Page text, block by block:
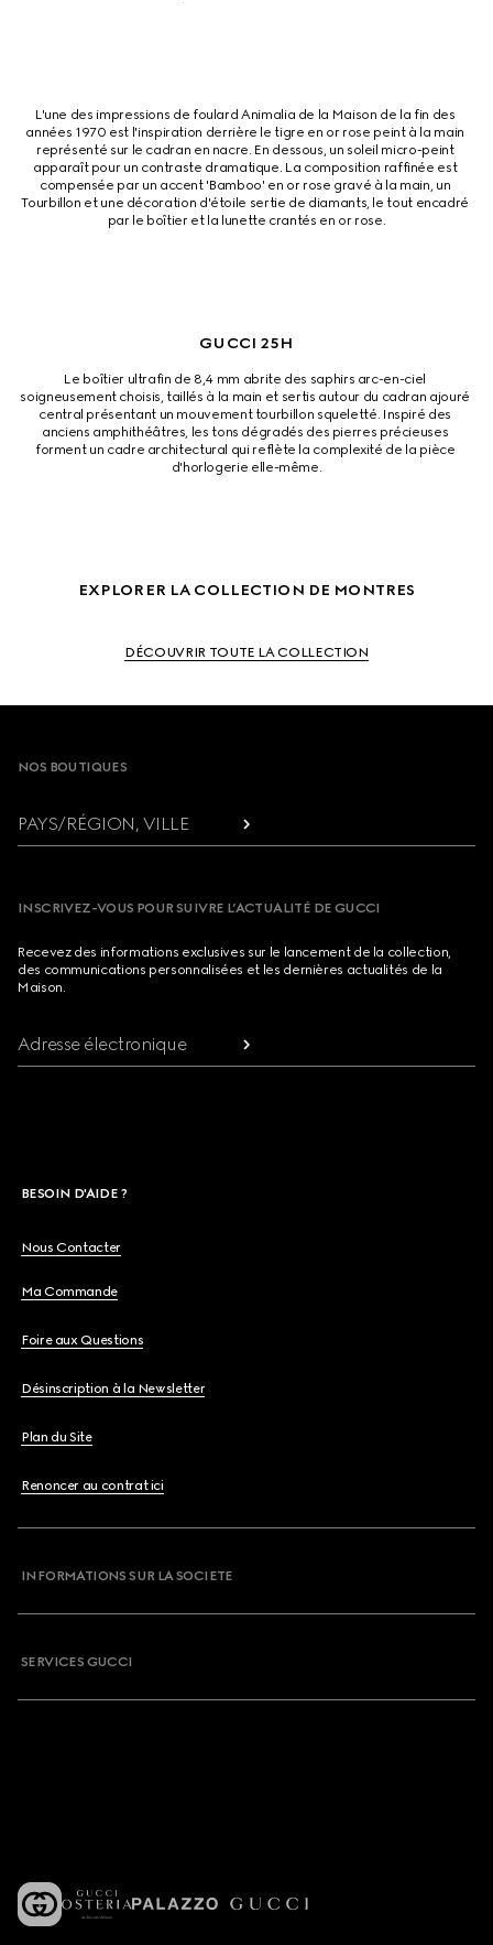
L'une des impressions de foulard Animalia de la Maison de la fin des
années 1970 est l'inspiration derrière le tigre en or rose peint à la main
représenté sur le cadran en nacre. En dessous, un soleil micro-peint
apparaît pour un contraste dramatique. La composition raffinée est
compensée par un accent 'Bamboo' en or rose gravé à la main, un
Tourbillon et une décoration d'étoile sertie de diamants, le tout encadré
par le boîtier et la lunette crantés en or rose.
GUCCI 25H
Le boîtier ultrafin de 8,4 mm abrite des saphirs arc-en-ciel
soigneusement choisis, taillés à la main et sertis autour du cadran ajouré
central présentant un mouvement tourbillon squeletté. Inspiré des
anciens amphithéâtres, les tons dégradés des pierres précieuses
forment un cadre architectural qui reflète la complexité de la pièce
d'horlogerie elle-même.
EXPLORER LA COLLECTION DE MONTRES
DÉCOUVRIR TOUTE LA COLLECTION
NOS BOUTIQUES
PAYS/RÉGION, VILLE
INSCRIVEZ-VOUS POUR SUIVRE L’ACTUALITÉ DE GUCCI
Recevez des informations exclusives sur le lancement de la collection,
des communications personnalisées et les dernières actualités de la
Maison.
Adresse électronique
BESOIN D'AIDE ?
Nous Contacter
Ma Commande
Foire aux Questions
Désinscription à la Newsletter
Plan du Site
Renoncer au contrat ici
INFORMATIONS SUR LA SOCIETE
SERVICES GUCCI